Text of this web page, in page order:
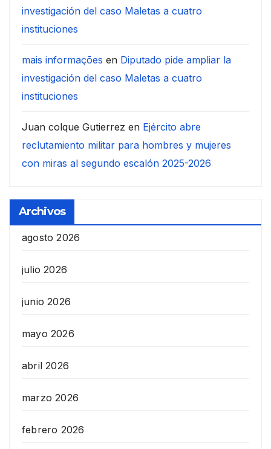
investigación del caso Maletas a cuatro
instituciones
mais informações en Diputado pide ampliar la
investigación del caso Maletas a cuatro
instituciones
Juan colque Gutierrez en Ejército abre
reclutamiento militar para hombres y mujeres
con miras al segundo escalón 2025-2026
Archivos
agosto 2026
julio 2026
junio 2026
mayo 2026
abril 2026
marzo 2026
febrero 2026